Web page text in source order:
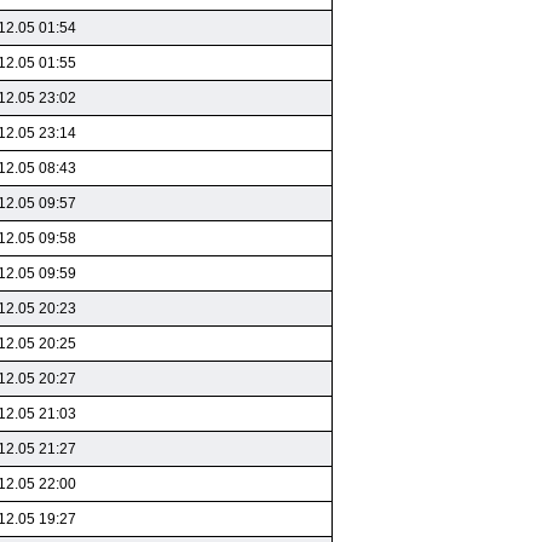
01:54
01:55
23:02
23:14
08:43
09:57
09:58
09:59
20:23
20:25
20:27
21:03
21:27
22:00
19:27